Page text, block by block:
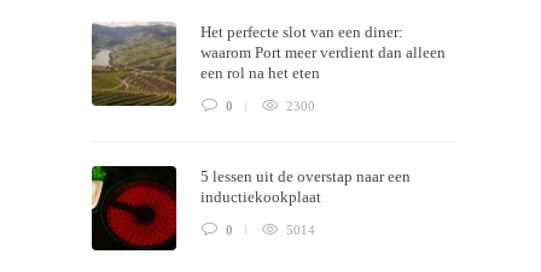
Het perfecte slot van een diner:
waarom Port meer verdient dan alleen
een rol na het eten
0 2300
5 lessen uit de overstap naar een
inductiekookplaat
0 5014